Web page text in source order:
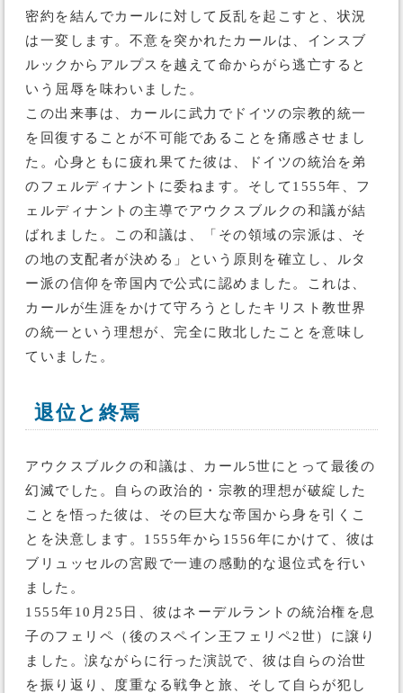
密約を結んでカールに対して反乱を起こすと、状況
は一変します。不意を突かれたカールは、インスブ
ルックからアルプスを越えて命からがら逃亡すると
いう屈辱を味わいました。
この出来事は、カールに武力でドイツの宗教的統一
を回復することが不可能であることを痛感させまし
た。心身ともに疲れ果てた彼は、ドイツの統治を弟
のフェルディナントに委ねます。そして1555年、フ
ェルディナントの主導でアウクスブルクの和議が結
ばれました。この和議は、「その領域の宗派は、そ
の地の支配者が決める」という原則を確立し、ルタ
ー派の信仰を帝国内で公式に認めました。これは、
カールが生涯をかけて守ろうとしたキリスト教世界
の統一という理想が、完全に敗北したことを意味し
ていました。
退位と終焉
アウクスブルクの和議は、カール5世にとって最後の
幻滅でした。自らの政治的・宗教的理想が破綻した
ことを悟った彼は、その巨大な帝国から身を引くこ
とを決意します。1555年から1556年にかけて、彼は
ブリュッセルの宮殿で一連の感動的な退位式を行い
ました。
1555年10月25日、彼はネーデルラントの統治権を息
子のフェリペ（後のスペイン王フェリペ2世）に譲り
ました。涙ながらに行った演説で、彼は自らの治世
を振り返り、度重なる戦争と旅、そして自らが犯し